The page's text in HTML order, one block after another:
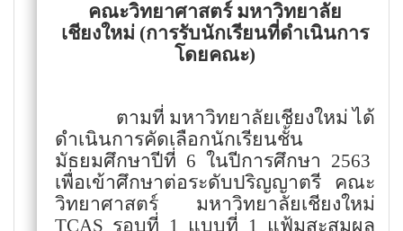
คณะวิทยาศาสตร์ มหาวิทยาลัย
เชียงใหม่ (การรับนักเรียนที่ดำเนินการ
โดยคณะ)
ตามที่ มหาวิทยาลัยเชียงใหม่ได้
ดำเนินการคัดเลือกนักเรียนชั้น
มัธยมศึกษาปีที่ 6 ในปีการศึกษา 2563
เพื่อเข้าศึกษาต่อระดับปริญญาตรี คณะ
วิทยาศาสตร์ มหาวิทยาลัยเชียงใหม่
TCAS รอบที่ 1 แบบที่ 1 แฟ้มสะสมผล